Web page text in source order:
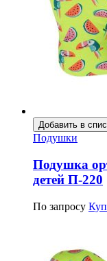
Добавить в
Подушки
Подушка
детей П-220
По запросу